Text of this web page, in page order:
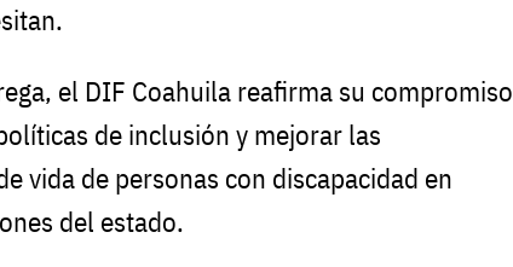
el DIF Coahuila reafirma su compromiso
de inclusión y mejorar las
vida de personas con discapacidad en
del estado.